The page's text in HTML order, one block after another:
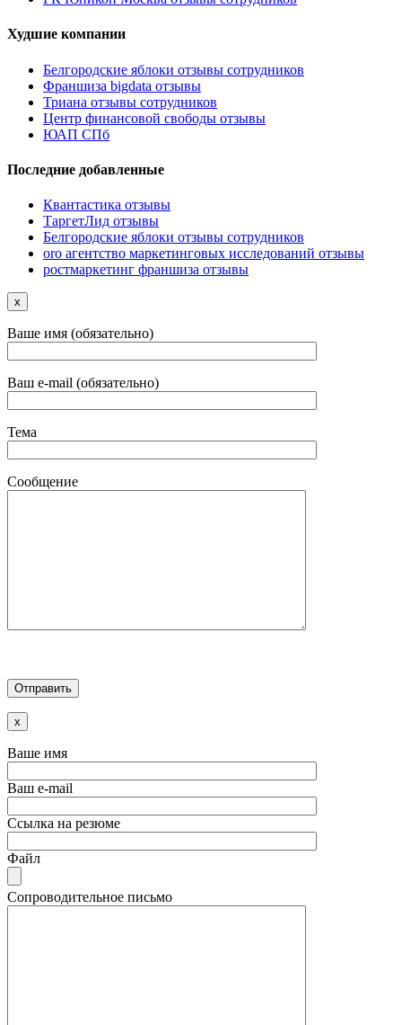
Худшие компании
Белгородские яблоки отзывы сотрудников
Франшиза bigdata отзывы
Триана отзывы сотрудников
Центр финансовой свободы отзывы
ЮАП СПб
Последние добавленные
Квантастика отзывы
ТаргетЛид отзывы
Белгородские яблоки отзывы сотрудников
oro агентство маркетинговых исследований отзывы
ростмаркетинг франшиза отзывы
x
Ваше имя (обязательно)
Ваш e-mail (обязательно)
Тема
Сообщение
x
Ваше имя
Ваш e-mail
Ссылка на резюме
Файл
Сопроводительное письмо